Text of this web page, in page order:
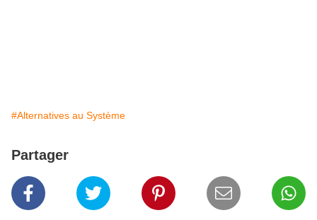
#Alternatives au Système
Partager